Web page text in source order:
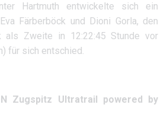
Hartmuth entwickelte sich ein
Färberböck und Dioni Gorla, den
als Zweite in 12:22:45 Stunde vor
für sich entschied.
Zugspitz Ultratrail powered by